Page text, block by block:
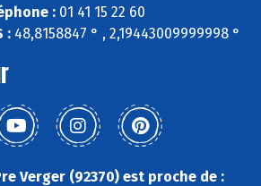
:01 41 15 22 60
: 48,8158847 ° , 2,19443009999998 °
Verger (92370) est proche de :